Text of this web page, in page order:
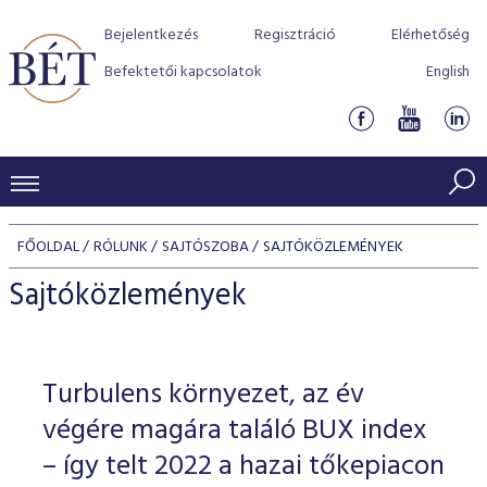
Bejelentkezés Regisztráció
Elérhetőség
Befektetői kapcsolatok
English
KERESKEDÉSI ADATOK
INDEXEK
Jelzáloglevél indexek
Vállalati kötvény indexek
Azonnali Piac
Részvények
Származékos piac
BEFEKTETŐK
Részvény szekció
Hitelpapír szekció
BÉT szabályzatok
Befektetővédelem
Alkalmazott díjstruktúra
Elszámolás
Részvény és vállalati kötvény tőzsdei bevezetését
program
BÉT Xtend - Részvénypiac egyszerűen
TŐZSDETAGOK
Tőzsdetagok, üzletkötők
VENDOROK
FŐOLDAL RÓLUNK SAJTÓSZOBA SAJTÓKÖZLEMÉNYEK
Sajtóközlemények
Turbulens környezet, az év
végére magára találó BUX index
– így telt 2022 a hazai tőkepiacon